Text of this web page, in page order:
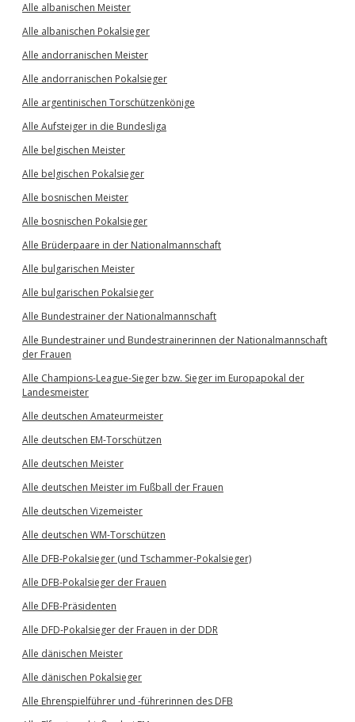
Alle albanischen Meister
Alle albanischen Pokalsieger
Alle andorranischen Meister
Alle andorranischen Pokalsieger
Alle argentinischen Torschützenkönige
Alle Aufsteiger in die Bundesliga
Alle belgischen Meister
Alle belgischen Pokalsieger
Alle bosnischen Meister
Alle bosnischen Pokalsieger
Alle Brüderpaare in der Nationalmannschaft
Alle bulgarischen Meister
Alle bulgarischen Pokalsieger
Alle Bundestrainer der Nationalmannschaft
Alle Bundestrainer und Bundestrainerinnen der Nationalmannschaft
der Frauen
Alle Champions-League-Sieger bzw. Sieger im Europapokal der
Landesmeister
Alle deutschen Amateurmeister
Alle deutschen EM-Torschützen
Alle deutschen Meister
Alle deutschen Meister im Fußball der Frauen
Alle deutschen Vizemeister
Alle deutschen WM-Torschützen
Alle DFB-Pokalsieger (und Tschammer-Pokalsieger)
Alle DFB-Pokalsieger der Frauen
Alle DFB-Präsidenten
Alle DFD-Pokalsieger der Frauen in der DDR
Alle dänischen Meister
Alle dänischen Pokalsieger
Alle Ehrenspielführer und -führerinnen des DFB